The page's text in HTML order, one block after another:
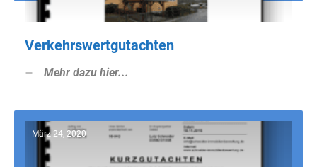
Verkehrswertgutachten
Mehr dazu hier...
März 24, 2020